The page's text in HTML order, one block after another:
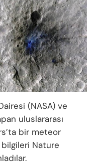
(NASA) ve
uluslararası
bir meteor
bilgileri Nature